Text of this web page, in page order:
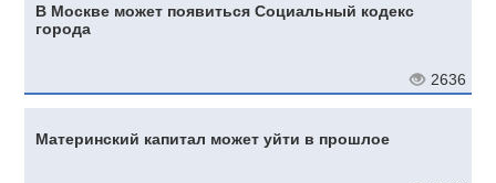
В Москве может появиться Социальный кодекс
города
2636
Материнский капитал может уйти в прошлое